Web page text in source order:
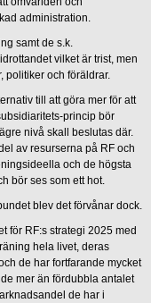
administration.
samt de s.k.
vilket är trist, men
politiker och föräldrar.
till att göra mer för att
princip bör
nivå skall beslutas där.
av resurserna på RF och
och de högsta
bör ses som ett hot.
blev det förvånar dock.
för RF:s strategi 2025 med
hela livet, deras
de har fortfarande mycket
mer än fördubbla antalet
de har i